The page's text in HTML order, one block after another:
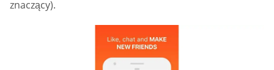
znaczący).